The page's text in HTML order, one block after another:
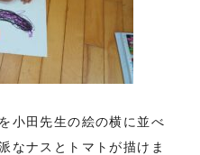
小田先生の絵の横に並べ
なナスとトマトが描けま